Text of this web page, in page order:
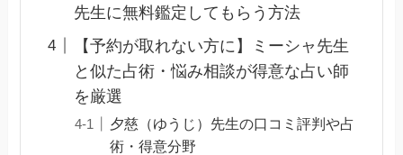
先生に無料鑑定してもらう方法
【予約が取れない方に】ミーシャ先生
と似た占術・悩み相談が得意な占い師
を厳選
夕慈（ゆうじ）先生の口コミ評判や占
術・得意分野